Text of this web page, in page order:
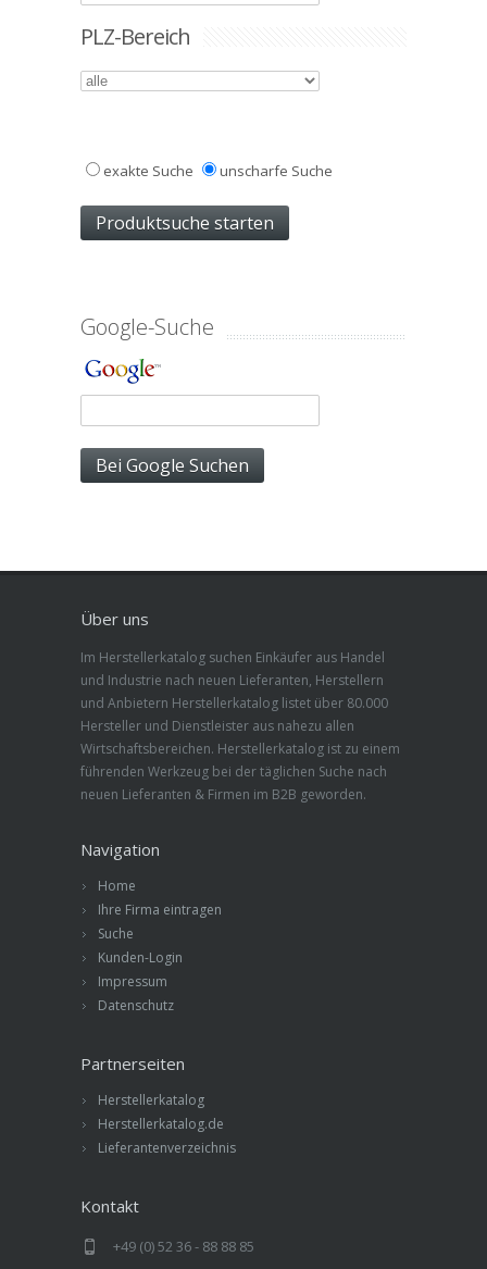
PLZ-Bereich
exakte Suche unscharfe Suche
Google-Suche
Über uns
Im Herstellerkatalog suchen Einkäufer aus Handel
und Industrie nach neuen Lieferanten, Herstellern
und Anbietern Herstellerkatalog listet über 80.000
Hersteller und Dienstleister aus nahezu allen
Wirtschaftsbereichen. Herstellerkatalog ist zu einem
führenden Werkzeug bei der täglichen Suche nach
neuen Lieferanten & Firmen im B2B geworden.
Navigation
Home
Ihre Firma eintragen
Suche
Kunden-Login
Impressum
Datenschutz
Partnerseiten
Herstellerkatalog
Herstellerkatalog.de
Lieferantenverzeichnis
Kontakt
+49 (0) 52 36 - 88 88 85